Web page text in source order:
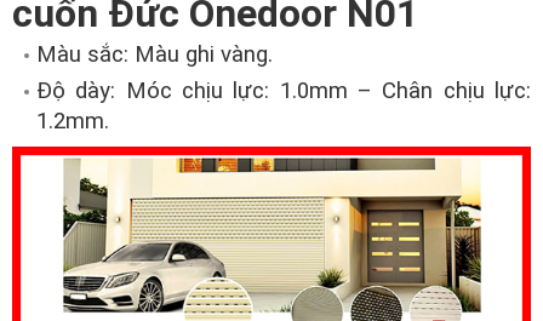
cuốn Đức Onedoor N01
Màu sắc: Màu ghi vàng.
Độ dày: Móc chịu lực: 1.0mm – Chân chịu lực:
1.2mm.